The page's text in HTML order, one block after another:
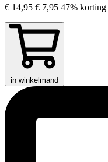
€ 14,95 € 7,95 47% korting
in winkelmand